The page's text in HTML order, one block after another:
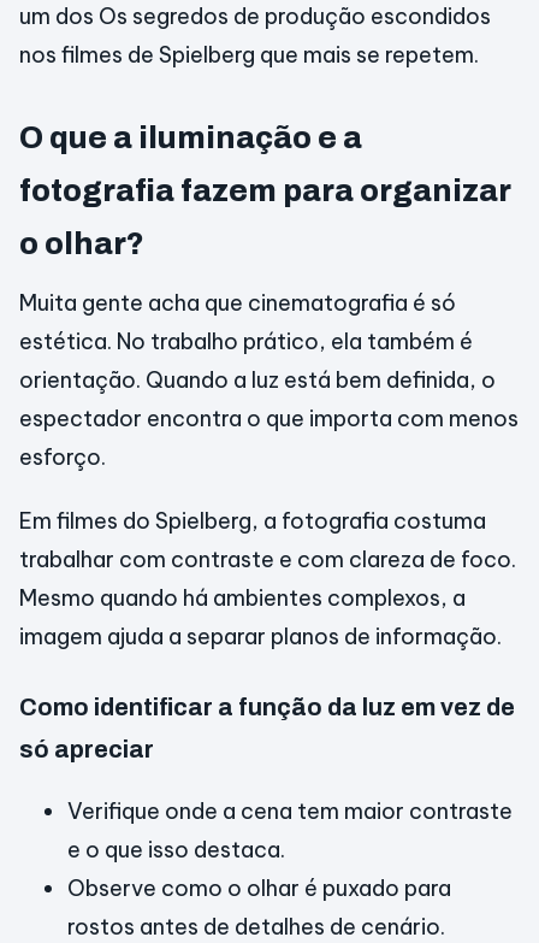
um dos Os segredos de produção escondidos
nos filmes de Spielberg que mais se repetem.
O que a iluminação e a
fotografia fazem para organizar
o olhar?
Muita gente acha que cinematografia é só
estética. No trabalho prático, ela também é
orientação. Quando a luz está bem definida, o
espectador encontra o que importa com menos
esforço.
Em filmes do Spielberg, a fotografia costuma
trabalhar com contraste e com clareza de foco.
Mesmo quando há ambientes complexos, a
imagem ajuda a separar planos de informação.
Como identificar a função da luz em vez de
só apreciar
Verifique onde a cena tem maior contraste
e o que isso destaca.
Observe como o olhar é puxado para
rostos antes de detalhes de cenário.